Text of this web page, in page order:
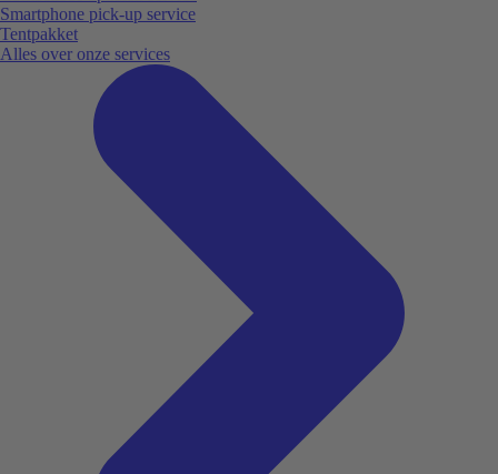
Smartphone pick-up service
Tentpakket
Alles over onze services